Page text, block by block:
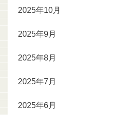
2025年10月
2025年9月
2025年8月
2025年7月
2025年6月